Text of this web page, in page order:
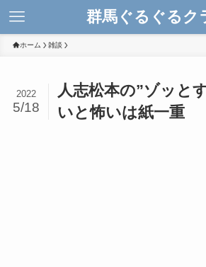
群馬ぐるぐるク
ホーム 雑談
人志松本の”ゾッと
いと怖いは紙一重
2022
5/18